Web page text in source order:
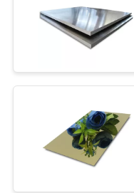
DEL
PRIVACY